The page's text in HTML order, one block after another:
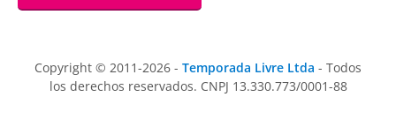
Copyright © 2011-2026 - Temporada Livre Ltda - Todos
los derechos reservados. CNPJ 13.330.773/0001-88